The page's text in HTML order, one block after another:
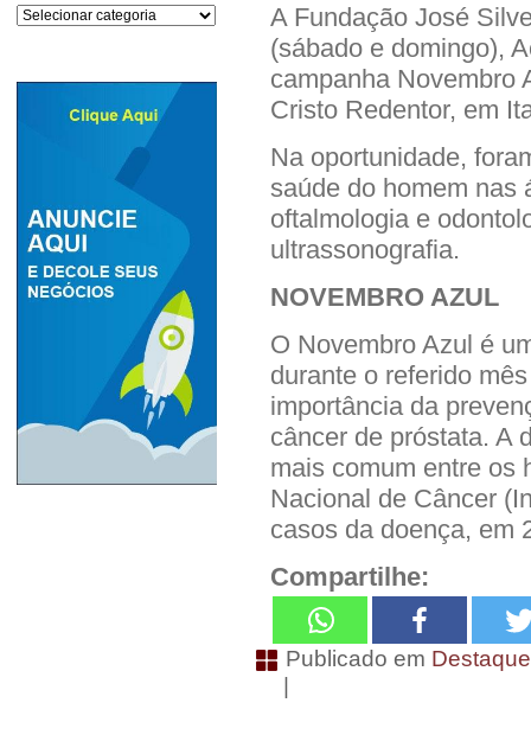
Categorias
A Fundação José
(sábado e domingo),
campanha Novembro
Cristo Redentor, em
Na oportunidade,
saúde do homem nas
oftalmologia e
ultrassonografia.
NOVEMBRO AZUL
O Novembro Azul é
durante o referido
importância da
câncer de próstata. A
mais comum entre os
Nacional de Câncer
casos da doença, em
Compartilhe:
Publicado em
|